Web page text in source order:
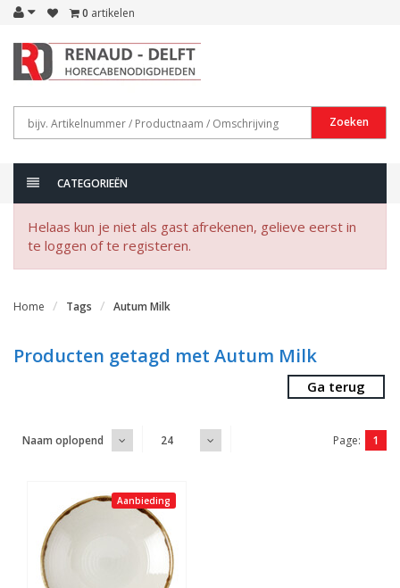
0 artikelen
Zoeken
CATEGORIEËN
Helaas kun je niet als gast afrekenen, gelieve eerst in
te loggen of te registeren.
Home Tags Autum Milk
Producten getagd met Autum Milk
Ga terug
Naam oplopend 24 Page: 1
Aanbieding